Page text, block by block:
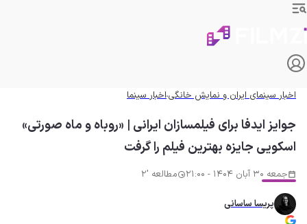
اخبار سینمای ایران و نمایش خانگیاخبار سینما
جوایز ایدفا برای فیلمسازان ایرانی | «روباه و ماه صورتی»
اسکویی جایزه بهترین فیلم را گرفت
جمعه 30 آبان 1404 - 21:00 مطالعه '2
پریسا ساسانی